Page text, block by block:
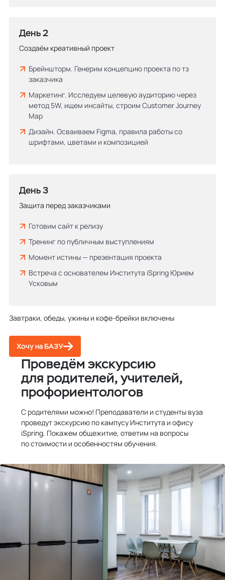
День 2
Создаём креативный проект
Брейншторм. Генерим концепцию проекта по тз
заказчика
Маркетинг. Исследуем целевую аудиторию через
метод 5W, ищем инсайты, строим Customer Journey
Map
Дизайн. Осваиваем Figma, правила работы со
шрифтами, цветами и композицией
День 3
Защита перед заказчиками
Готовим сайт к релизу
Тренинг по публичным выступлениям
Момент истины — презентация проекта
Встреча с основателем Института iSpring Юрием
Усковым
Завтраки, обеды, ужины и кофе-брейки включены
Хочу на БАЗУ
Проведём экскурсию
для родителей, учителей,
профориентологов
С родителями можно! Преподаватели и студенты вуза
проведут экскурсию по кампусу Института и офису
iSpring. Покажем общежитие, ответим на вопросы
по стоимости и особенностям обучения.